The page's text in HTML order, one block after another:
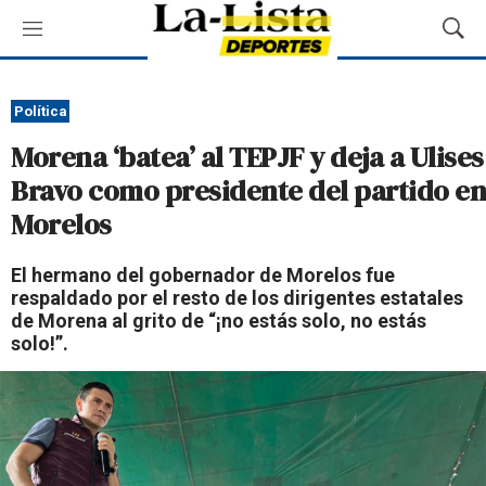
M
e
ú
M
o
a
r
B
u
e
Política
Morena ‘batea’ al TEPJF y deja a Ulises
Bravo como presidente del partido en
Morelos
El hermano del gobernador de Morelos fue
respaldado por el resto de los dirigentes estatales
de Morena al grito de “¡no estás solo, no estás
solo!”.